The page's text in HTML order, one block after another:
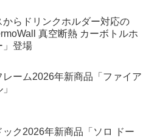
からドリンクホルダー対応の
真空断熱 カーボトルホ
」登場
レーム2026年新商品「ファイア
ック2026年新商品「ソロ ドー